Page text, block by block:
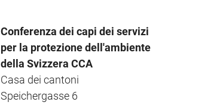
Conferenza dei capi dei servizi
per la protezione dell'ambiente
della Svizzera CCA
Casa dei cantoni
Speichergasse 6